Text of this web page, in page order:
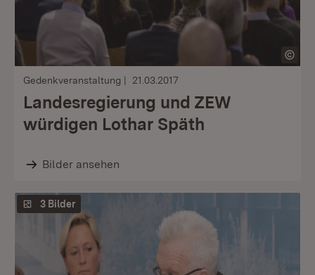
Gedenkveranstaltung 21.03.2017
Landesregierung und ZEW
würdigen Lothar Späth
Bilder ansehen
3 Bilder